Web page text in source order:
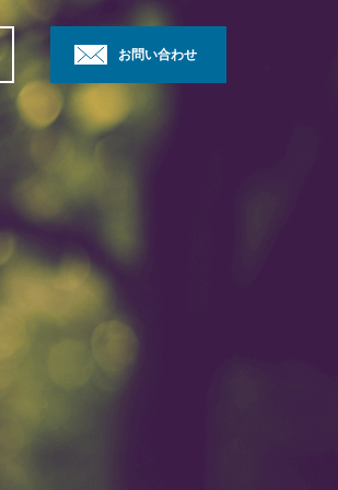
お問い合わせ